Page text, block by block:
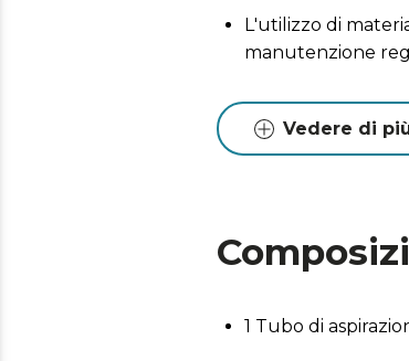
L'utilizzo di
manutenzione
Vedere di
1 Tubo di